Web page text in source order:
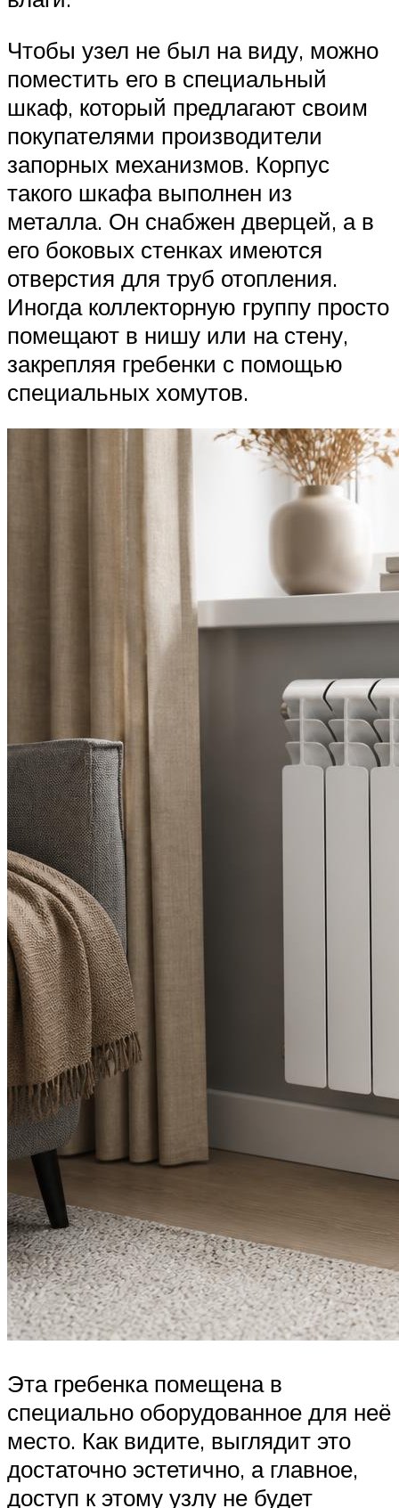
Чтобы узел не был на виду, можно
поместить его в специальный
шкаф, который предлагают своим
покупателями производители
запорных механизмов. Корпус
такого шкафа выполнен из
металла. Он снабжен дверцей, а в
его боковых стенках имеются
отверстия для труб отопления.
Иногда коллекторную группу просто
помещают в нишу или на стену,
закрепляя гребенки с помощью
специальных хомутов.
Эта гребенка помещена в
специально оборудованное для неё
место. Как видите, выглядит это
достаточно эстетично, а главное,
доступ к этому узлу не будет